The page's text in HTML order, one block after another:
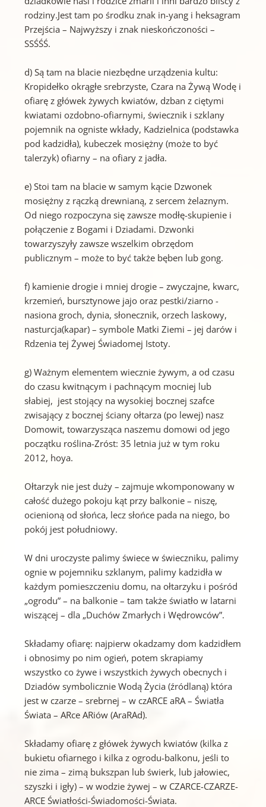
rodziny.Jest tam po środku znak in-yang i heksagram
Przejścia – Najwyższy i znak nieskończoności –
SSŚŚŚ.
d) Są tam na blacie niezbędne urządzenia kultu:
Kropidełko okrągłe srebrzyste, Czara na Żywą Wodę i
ofiarę z główek żywych kwiatów, dzban z ciętymi
kwiatami ozdobno-ofiarnymi, świecznik i szklany
pojemnik na ogniste wkłady, Kadzielnica (podstawka
pod kadzidła), kubeczek mosiężny (może to być
talerzyk) ofiarny – na ofiary z jadła.
e) Stoi tam na blacie w samym kącie Dzwonek
mosiężny z rączką drewnianą, z sercem żelaznym.
Od niego rozpoczyna się zawsze modłę-skupienie i
połączenie z Bogami i Dziadami. Dzwonki
towarzyszyły zawsze wszelkim obrzędom
publicznym – może to być także bęben lub gong.
f) kamienie drogie i mniej drogie – zwyczajne, kwarc,
krzemień, bursztynowe jajo oraz pestki/ziarno -
nasiona groch, dynia, słonecznik, orzech laskowy,
nasturcja(kapar) – symbole Matki Ziemi – jej darów i
Rdzenia tej Żywej Świadomej Istoty.
g) Ważnym elementem wiecznie żywym, a od czasu
do czasu kwitnącym i pachnącym mocniej lub
słabiej, jest stojący na wysokiej bocznej szafce
zwisający z bocznej ściany ołtarza (po lewej) nasz
Domowit, towarzysząca naszemu domowi od jego
początku roślina-Zróst: 35 letnia już w tym roku
2012, hoya.
Ołtarzyk nie jest duży – zajmuje wkomponowany w
całość dużego pokoju kąt przy balkonie – niszę,
ocienioną od słońca, lecz słońce pada na niego, bo
pokój jest południowy.
W dni uroczyste palimy świece w świeczniku, palimy
ognie w pojemniku szklanym, palimy kadzidła w
każdym pomieszczeniu domu, na ołtarzyku i pośród
„ogrodu” – na balkonie – tam także światło w latarni
wiszącej – dla „Duchów Zmarłych i Wędrowców”.
Składamy ofiarę: najpierw okadzamy dom kadzidłem
i obnosimy po nim ogień, potem skrapiamy
wszystko co żywe i wszystkich żywych obecnych i
Dziadów symbolicznie Wodą Życia (źródlaną) która
jest w czarze – srebrnej – w czARCE aRA – Światła
Świata – ARce ARiów (AraRAd).
Składamy ofiarę z główek żywych kwiatów (kilka z
bukietu ofiarnego i kilka z ogrodu-balkonu, jeśli to
nie zima – zimą bukszpan lub świerk, lub jałowiec,
szyszki i igły) – w wodzie żywej – w CZARCE-CZARZE-
ARCE Światłości-Świadomości-Świata.